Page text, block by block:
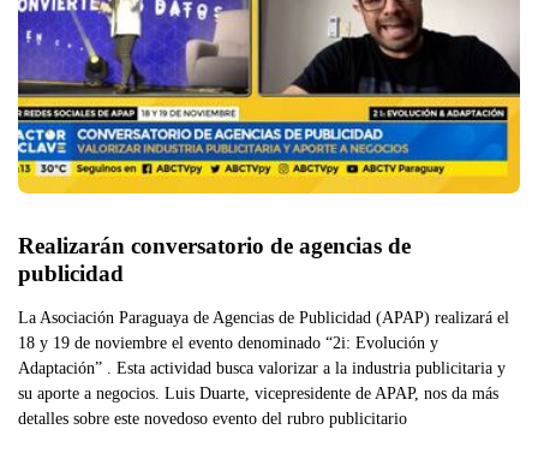
Realizarán conversatorio de agencias de
publicidad
La Asociación Paraguaya de Agencias de Publicidad (APAP) realizará el
18 y 19 de noviembre el evento denominado “2i: Evolución y
Adaptación” . Esta actividad busca valorizar a la industria publicitaria y
su aporte a negocios. Luis Duarte, vicepresidente de APAP, nos da más
detalles sobre este novedoso evento del rubro publicitario